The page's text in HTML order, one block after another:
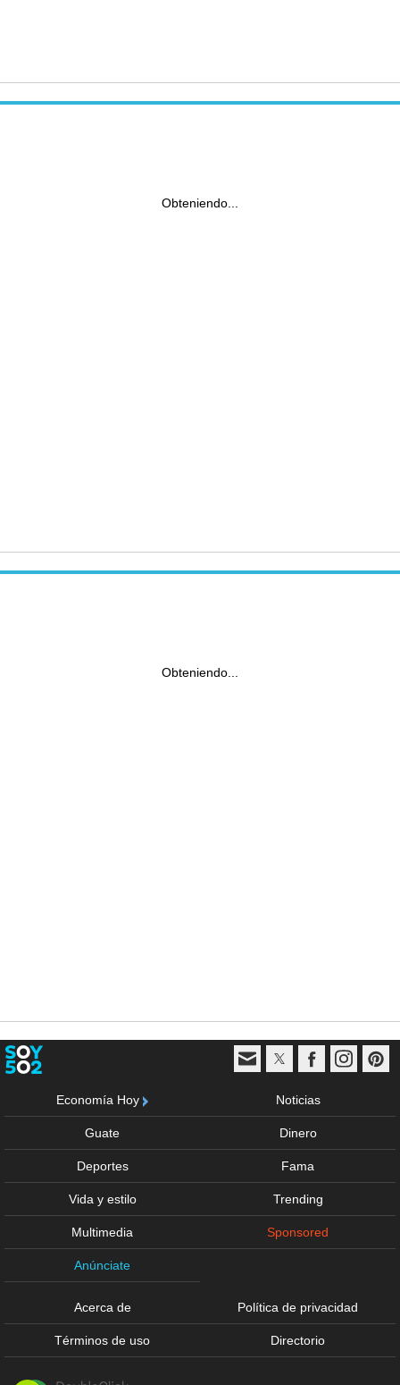
Obteniendo...
Obteniendo...
Economía Hoy Noticias
Guate Dinero
Deportes Fama
Vida y estilo Trending
Multimedia Sponsored
Anúnciate
Acerca de Política de privacidad
Términos de uso Directorio